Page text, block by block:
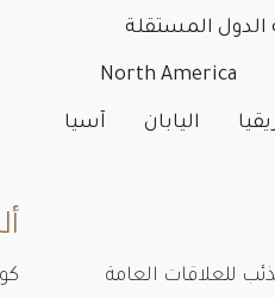
الدول المستقلة
North America
اليابان آسيا
للعلاقات العامة